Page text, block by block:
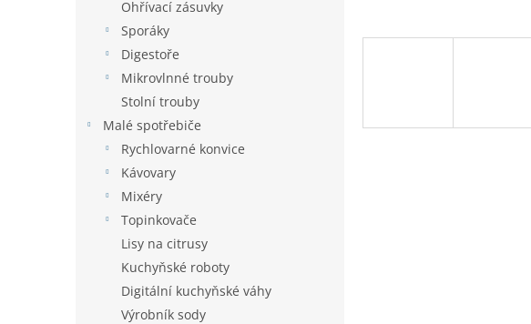
Ohřívací zásuvky
Sporáky
Digestoře
Mikrovlnné trouby
Stolní trouby
Malé spotřebiče
Rychlovarné konvice
Kávovary
Mixéry
Topinkovače
Lisy na citrusy
Kuchyňské roboty
Digitální kuchyňské váhy
Výrobník sody